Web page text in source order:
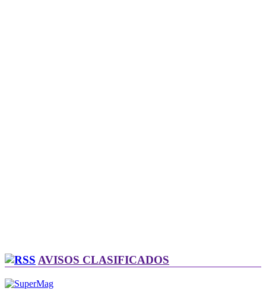
AVISOS CLASIFICADOS